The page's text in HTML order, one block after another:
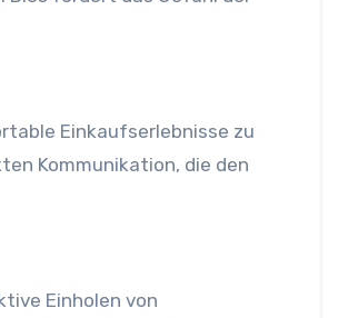
Einkaufserlebnisse zu
Kommunikation, die den
Einholen von